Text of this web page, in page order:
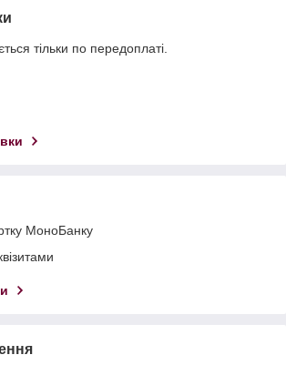
тільки по передоплаті.
МоноБанку